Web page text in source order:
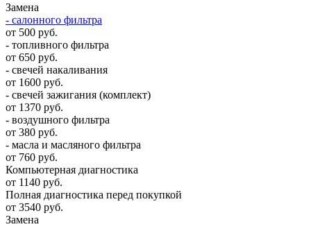
Замена
- салонного фильтра
от 500 руб.
- топливного фильтра
от 650 руб.
- свечей накаливания
от 1600 руб.
- свечей зажигания (комплект)
от 1370 руб.
- воздушного фильтра
от 380 руб.
- масла и масляного фильтра
от 760 руб.
Компьютерная диагностика
от 1140 руб.
Полная диагностика перед покупкой
от 3540 руб.
Замена